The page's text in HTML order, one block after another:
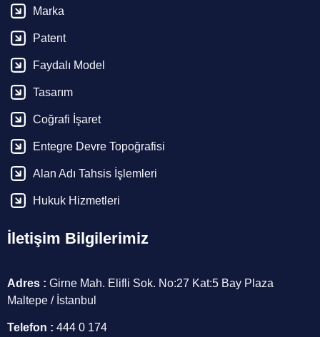
Marka
Patent
Faydalı Model
Tasarım
Coğrafi İşaret
Entegre Devre Topoğrafisi
Alan Adı Tahsis İşlemleri
Hukuk Hizmetleri
İletişim Bilgilerimiz
Adres : Girne Mah. Elifli Sok. No:27 Kat:5 Bay Plaza
Maltepe / İstanbul
Telefon : 444 0 174